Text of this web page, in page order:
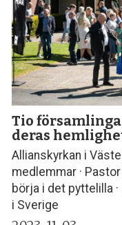
Tio
deras
Allianskyrkan i
medlemmar ·
börja i det pyttelilla
i Sverige